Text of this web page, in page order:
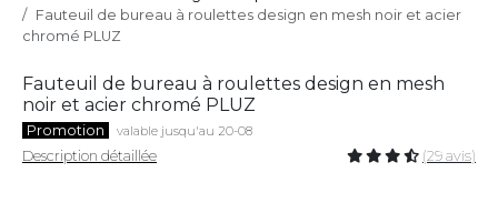
Fauteuil de bureau à roulettes design en mesh noir et acier
chromé PLUZ
Fauteuil de bureau à roulettes design en mesh
noir et acier chromé PLUZ
Promotion valable jusqu'au 20-08
Description détaillée (29 avis)